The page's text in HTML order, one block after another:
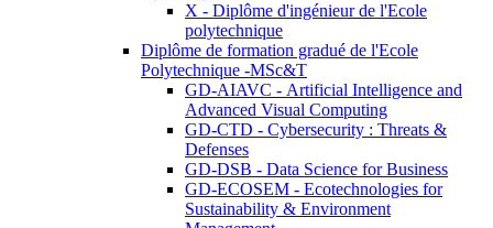
X - Diplôme d'ingénieur de l'Ecole
polytechnique
Diplôme de formation gradué de l'Ecole
Polytechnique -MSc&T
GD-AIAVC - Artificial Intelligence and
Advanced Visual Computing
GD-CTD - Cybersecurity : Threats &
Defenses
GD-DSB - Data Science for Business
GD-ECOSEM - Ecotechnologies for
Sustainability & Environment